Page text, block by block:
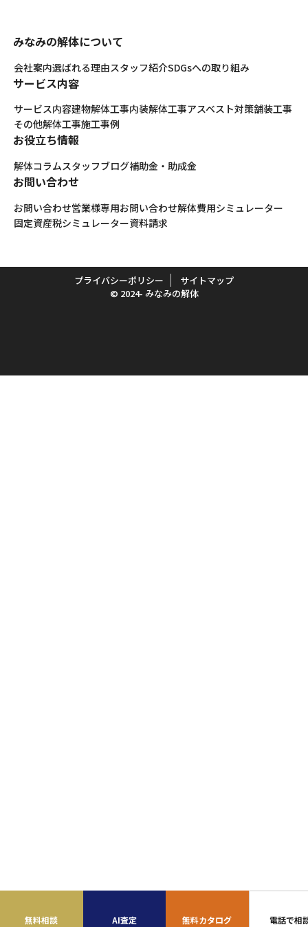
みなみの解体について
会社案内選ばれる理由スタッフ紹介SDGsへの取り組み
サービス内容
サービス内容建物解体工事内装解体工事アスベスト対策舗装工事
その他解体工事施工事例
お役立ち情報
解体コラムスタッフブログ補助金・助成金
お問い合わせ
お問い合わせ営業様専用お問い合わせ解体費用シミュレーター
固定資産税シミュレーター資料請求
無料相談 AI査定 無料カタログ 電話で相
プライバシーポリシー
サイトマップ
© 2024- みなみの解体